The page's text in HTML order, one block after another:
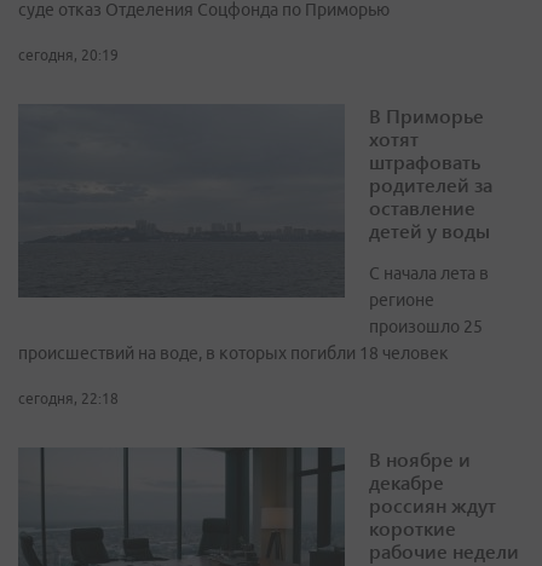
суде отказ Отделения Соцфонда по Приморью
сегодня, 20:19
В Приморье
хотят
штрафовать
родителей за
оставление
детей у воды
С начала лета в
регионе
произошло 25
происшествий на воде, в которых погибли 18 человек
сегодня, 22:18
В ноябре и
декабре
россиян ждут
короткие
рабочие недели